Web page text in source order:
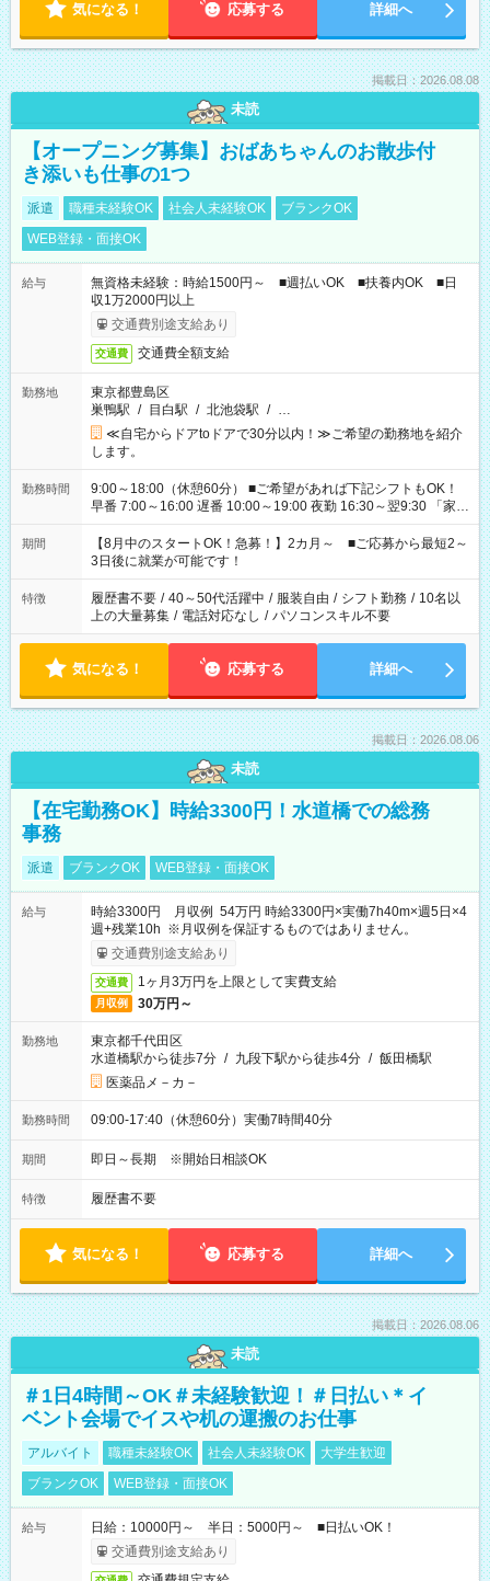
気になる！ 応募する 詳細へ
掲載日：2026.08.08
未読
【オープニング募集】おばあちゃんのお散歩付
き添いも仕事の1つ
派遣 職種未経験OK 社会人未経験OK
ブランクOK
WEB登録・面接OK
給与
無資格未経験：時給1500円～ ■週払いOK ■扶養内OK ■日
収1万2000円以上
交通費別途支給あり
交通費 交通費全額支給
勤務地
東京都豊島区
巣鴨駅 / 目白駅 / 北池袋駅 / …
≪自宅からドアtoドアで30分以内！≫ご希望の勤務地を紹介
します。
勤務時間
9:00～18:00（休憩60分） ■ご希望があれば下記シフトもOK！
早番 7:00～16:00 遅番 10:00～19:00 夜勤 16:30～翌9:30 「家族
と休みを合わせたい」 「余裕を持って夕飯の準備がしたい」
「できれば残業はしたくない」 など、ご希望を教えてください
ね。 ※Wワーク希望の方へ 今ご覧のお仕事で希望する勤務時間
と、もう1つのお仕事の勤務時間。 合計で週40時間を超える場
合は応募できません。
期間
【8月中のスタートOK！急募！】2カ月～ ■ご応募から最短2～
3日後に就業が可能です！
特徴 履歴書不要 / 40～50代活躍中 / 服装自由 / シフト勤務 / 10名以
上の大量募集 / 電話対応なし / パソコンスキル不要
気になる！ 応募する 詳細へ
掲載日：2026.08.06
未読
【在宅勤務OK】時給3300円！水道橋での総務
事務
派遣 ブランクOK WEB登録・面接OK
給与
時給3300円 月収例 54万円 時給3300円×実働7h40m×週5日×4
週+残業10h ※月収例を保証するものではありません。
交通費別途支給あり
交通費 1ヶ月3万円を上限として実費支給
月収例 30万円～
勤務地
東京都千代田区
水道橋駅から徒歩7分 / 九段下駅から徒歩4分 / 飯田橋駅
医薬品メ－カ－
勤務時間 09:00-17:40（休憩60分）実働7時間40分
期間 即日～長期 ※開始日相談OK
特徴 履歴書不要
気になる！ 応募する 詳細へ
掲載日：2026.08.06
未読
＃1日4時間～OK＃未経験歓迎！＃日払い＊イ
ベント会場でイスや机の運搬のお仕事
アルバイト 職種未経験OK 社会人未経験OK
大学生歓迎
ブランクOK
WEB登録・面接OK
給与
日給：10000円～ 半日：5000円～ ■日払いOK！
交通費別途支給あり